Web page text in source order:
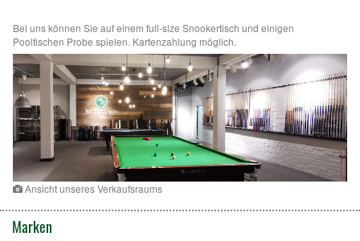
Bei uns können Sie auf einem full-size Snookertisch und einigen
Pooltischen Probe spielen. Kartenzahlung möglich.
Ansicht unseres Verkaufsraums
Marken